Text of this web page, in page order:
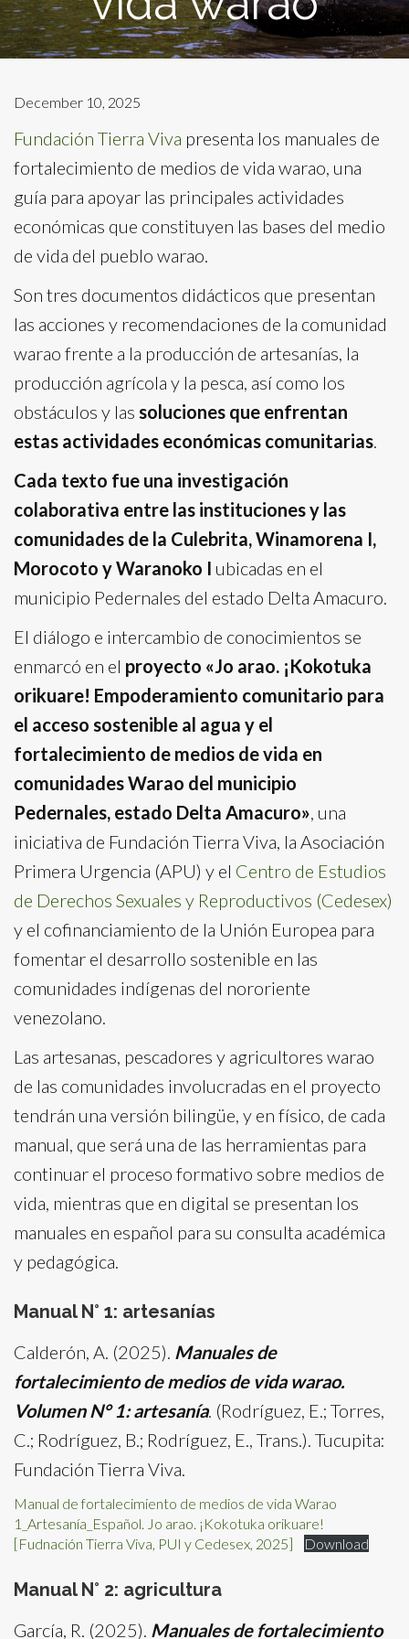
December 10, 2025
Fundación Tierra Viva presenta los manuales de
fortalecimiento de medios de vida warao, una
guía para apoyar las principales actividades
económicas que constituyen las bases del medio
de vida del pueblo warao.
Son tres documentos didácticos que presentan
las acciones y recomendaciones de la comunidad
warao frente a la producción de artesanías, la
producción agrícola y la pesca, así como los
obstáculos y las soluciones que enfrentan
estas actividades económicas comunitarias.
Cada texto fue una investigación
colaborativa entre las instituciones y las
comunidades de la Culebrita, Winamorena I,
Morocoto y Waranoko I ubicadas en el
municipio Pedernales del estado Delta Amacuro.
El diálogo e intercambio de conocimientos se
enmarcó en el proyecto «Jo arao. ¡Kokotuka
orikuare! Empoderamiento comunitario para
el acceso sostenible al agua y el
fortalecimiento de medios de vida en
comunidades Warao del municipio
Pedernales, estado Delta Amacuro», una
iniciativa de Fundación Tierra Viva, la Asociación
Primera Urgencia (APU) y el Centro de Estudios
de Derechos Sexuales y Reproductivos (Cedesex)
y el cofinanciamiento de la Unión Europea para
fomentar el desarrollo sostenible en las
comunidades indígenas del nororiente
venezolano.
Las artesanas, pescadores y agricultores warao
de las comunidades involucradas en el proyecto
tendrán una versión bilingüe, y en físico, de cada
manual, que será una de las herramientas para
continuar el proceso formativo sobre medios de
vida, mientras que en digital se presentan los
manuales en español para su consulta académica
y pedagógica.
Manual N° 1: artesanías
Calderón, A. (2025). Manuales de
fortalecimiento de medios de vida warao.
Volumen N° 1: artesanía. (Rodríguez, E.; Torres,
C.; Rodríguez, B.; Rodríguez, E., Trans.). Tucupita:
Fundación Tierra Viva.
Manual de fortalecimiento de medios de vida Warao
1_Artesanía_Español. Jo arao. ¡Kokotuka orikuare!
[Fudnación Tierra Viva, PUI y Cedesex, 2025]
Download
Manual N° 2: agricultura
García, R. (2025). Manuales de fortalecimiento